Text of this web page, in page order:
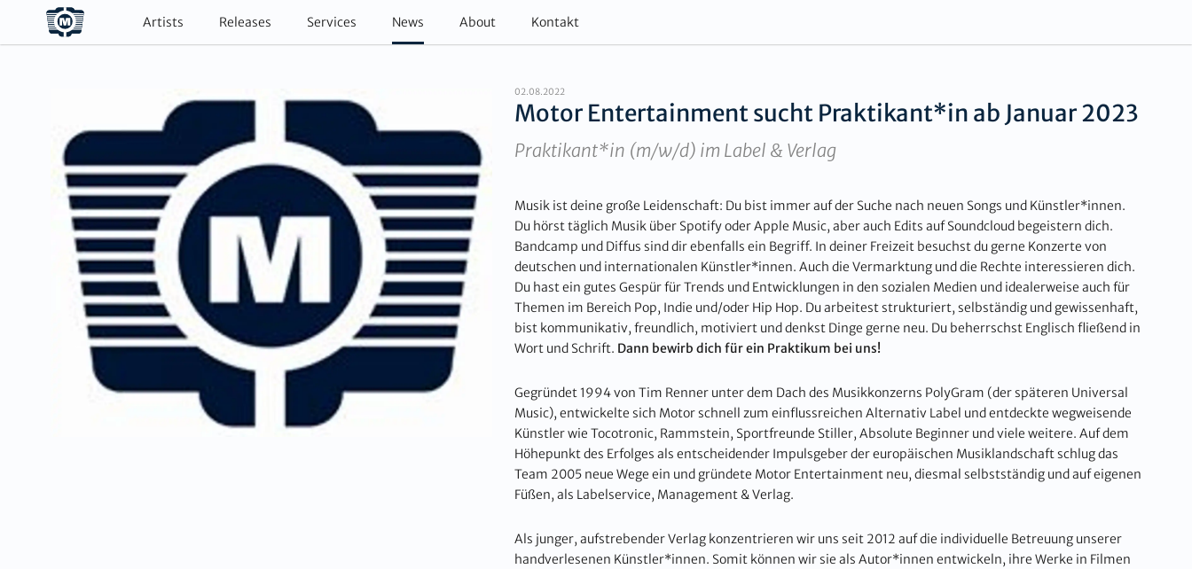
Artists Releases Services News About Kontakt
02.08.2022
Motor Entertainment sucht Praktikant*in ab Januar 2023
Praktikant*in (m/w/d) im Label & Verlag
Musik ist deine große Leidenschaft: Du bist immer auf der Suche nach neuen Songs und Künstler*innen.
Du hörst täglich Musik über Spotify oder Apple Music, aber auch Edits auf Soundcloud begeistern dich.
Bandcamp und Diffus sind dir ebenfalls ein Begriff. In deiner Freizeit besuchst du gerne Konzerte von
deutschen und internationalen Künstler*innen. Auch die Vermarktung und die Rechte interessieren dich.
Du hast ein gutes Gespür für Trends und Entwicklungen in den sozialen Medien und idealerweise auch für
Themen im Bereich Pop, Indie und/oder Hip Hop. Du arbeitest strukturiert, selbständig und gewissenhaft,
bist kommunikativ, freundlich, motiviert und denkst Dinge gerne neu. Du beherrschst Englisch fließend in
Wort und Schrift. Dann bewirb dich für ein Praktikum bei uns!
Gegründet 1994 von Tim Renner unter dem Dach des Musikkonzerns PolyGram (der späteren Universal
Music), entwickelte sich Motor schnell zum einflussreichen Alternativ Label und entdeckte wegweisende
Künstler wie Tocotronic, Rammstein, Sportfreunde Stiller, Absolute Beginner und viele weitere. Auf dem
Höhepunkt des Erfolges als entscheidender Impulsgeber der europäischen Musiklandschaft schlug das
Team 2005 neue Wege ein und gründete Motor Entertainment neu, diesmal selbstständig und auf eigenen
Füßen, als Labelservice, Management & Verlag.
Als junger, aufstrebender Verlag konzentrieren wir uns seit 2012 auf die individuelle Betreuung unserer
handverlesenen Künstler*innen. Somit können wir sie als Autor*innen entwickeln, ihre Werke in Filmen